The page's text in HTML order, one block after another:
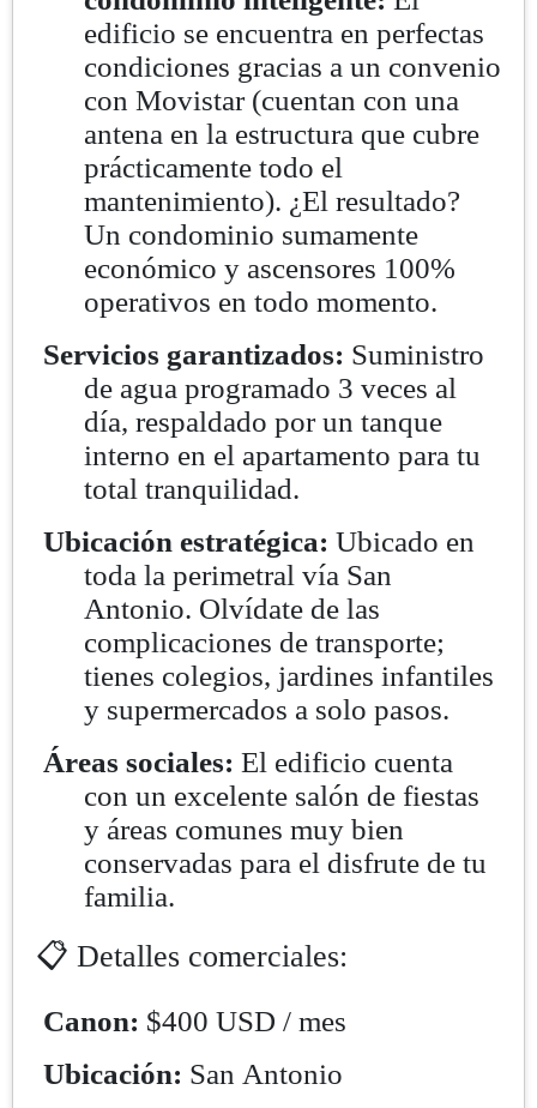
edificio se encuentra en perfectas
condiciones gracias a un convenio
con Movistar (cuentan con una
antena en la estructura que cubre
prácticamente todo el
mantenimiento). ¿El resultado?
Un condominio sumamente
económico y ascensores 100%
operativos en todo momento.
Servicios garantizados: Suministro
de agua programado 3 veces al
día, respaldado por un tanque
interno en el apartamento para tu
total tranquilidad.
Ubicación estratégica: Ubicado en
toda la perimetral vía San
Antonio. Olvídate de las
complicaciones de transporte;
tienes colegios, jardines infantiles
y supermercados a solo pasos.
Áreas sociales: El edificio cuenta
con un excelente salón de fiestas
y áreas comunes muy bien
conservadas para el disfrute de tu
familia.
📋 Detalles comerciales:
Canon: $400 USD / mes
Ubicación: San Antonio